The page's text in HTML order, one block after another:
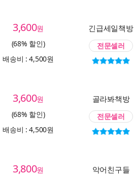
3,600원
(68% 할인)
배송비 : 4,500원
긴급세일책방
전문셀러
3,600원
(68% 할인)
배송비 : 4,500원
골라봐책방
전문셀러
3,800원
악어친구들